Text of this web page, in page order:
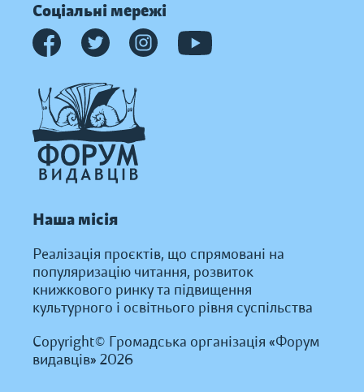
Соціальні мережі
Наша місія
Реалізація проєктів, що спрямовані на
популяризацію читання, розвиток
книжкового ринку та підвищення
культурного і освітнього рівня суспільства
Copyright© Громадська організація «Форум
видавців» 2026